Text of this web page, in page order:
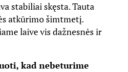
stabiliai skęsta. Tauta
atkūrimo šimtmetį.
laive vis dažnesnės ir
kad nebeturime